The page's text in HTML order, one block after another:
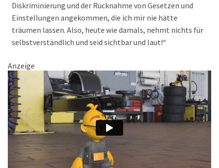
Diskriminierung und der Rücknahme von Gesetzen und
Einstellungen angekommen, die ich mir nie hätte
träumen lassen. Also, heute wie damals, nehmt nichts für
selbstverständlich und seid sichtbar und laut!“
Anzeige